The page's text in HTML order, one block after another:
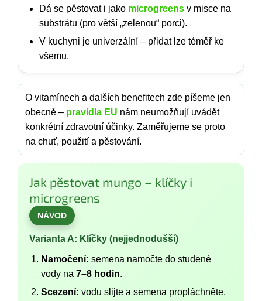
Dá se pěstovat i jako microgreens v misce na
substrátu (pro větší „zelenou“ porci).
V kuchyni je univerzální – přidat lze téměř ke
všemu.
O vitamínech a dalších benefitech zde píšeme jen
obecně – pravidla EU nám neumožňují uvádět
konkrétní zdravotní účinky. Zaměřujeme se proto
na chuť, použití a pěstování.
Jak pěstovat mungo – klíčky i
microgreens
NÁVOD
Varianta A: Klíčky (nejjednodušší)
Namočení: semena namočte do studené
vody na 7–8 hodin.
Scezení: vodu slijte a semena propláchněte.